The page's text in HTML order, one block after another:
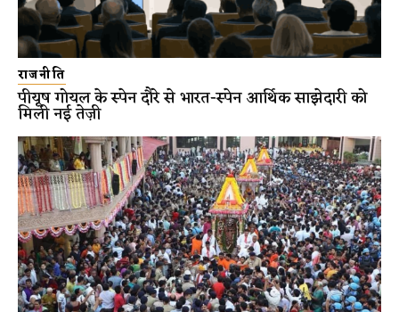
राजनीति
पीयूष गोयल के स्पेन दौरे से भारत-स्पेन आर्थिक साझेदारी को
मिली नई तेज़ी